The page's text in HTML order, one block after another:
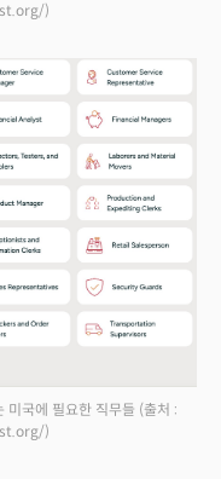
)
미국에 필요한 직무들 (출처 :
)